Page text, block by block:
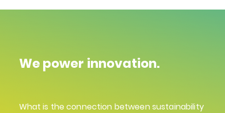
We power innovation.
What is the connection between sustainability